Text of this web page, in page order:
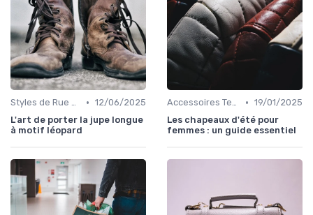
Styles de Rue et Looks du Moment • 12/06/2025
L'art de porter la jupe longue
à motif léopard
Accessoires Tendance • 19/01/2025
Les chapeaux d'été pour
femmes : un guide essentiel